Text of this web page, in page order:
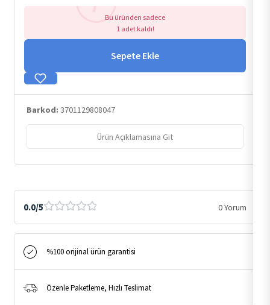
Bu üründen sadece
1 adet kaldı!
Sepete Ekle
Barkod: 3701129808047
Ürün Açıklamasına Git
0.0/5 0 Yorum
%100 orijinal ürün garantisi
Özenle Paketleme, Hızlı Teslimat